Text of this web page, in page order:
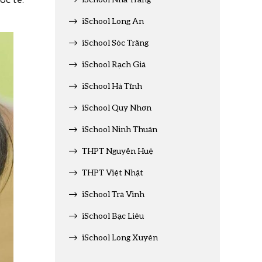
iSchool Long An
iSchool Sóc Trăng
iSchool Rạch Giá
iSchool Hà Tĩnh
iSchool Quy Nhơn
iSchool Ninh Thuận
THPT Nguyễn Huệ
THPT Việt Nhật
iSchool Trà Vinh
iSchool Bạc Liêu
iSchool Long Xuyên